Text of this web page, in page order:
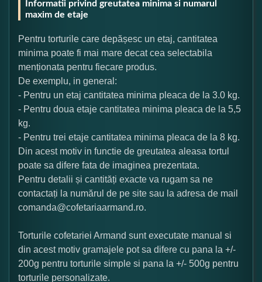
Informatii privind greutatea minima si numarul
maxim de etaje
Pentru torturile care depășesc un etaj, cantitatea
minima poate fi mai mare decat cea selectabila
menționata pentru fiecare produs.
De exemplu, in general:
- Pentru un etaj cantitatea minima pleaca de la 3.0 kg.
- Pentru doua etaje cantitatea minima pleaca de la 5,5
kg.
- Pentru trei etaje cantitatea minima pleaca de la 8 kg.
Din acest motiv in functie de greutatea aleasa tortul
poate sa difere fata de imaginea prezentata.
Pentru detalii și cantități exacte va rugam sa ne
contactați la numărul de pe site sau la adresa de mail
comanda@cofetariaarmand.ro.
Torturile cofetariei Armand sunt executate manual si
din acest motiv gramajele pot sa difere cu pana la +/-
200g pentru torturile simple si pana la +/- 500g pentru
torturile personalizate.